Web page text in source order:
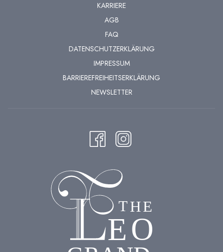
KARRIERE
AGB
FAQ
DATENSCHUTZERKLÄRUNG
IMPRESSUM
BARRIEREFREIHEITSERKLÄRUNG
NEWSLETTER